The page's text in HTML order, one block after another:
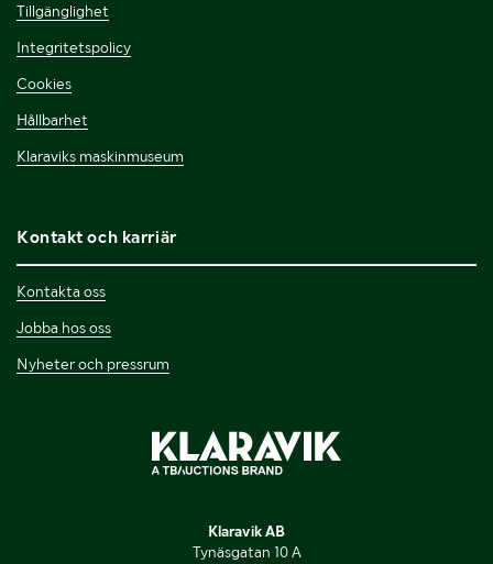
Tillgänglighet
Integritetspolicy
Cookies
Hållbarhet
Klaraviks maskinmuseum
Kontakt och karriär
Kontakta oss
Jobba hos oss
Nyheter och pressrum
Klaravik AB
Tynäsgatan 10 A